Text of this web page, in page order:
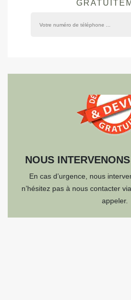
NOUS
En cas d’urgence, nous
n’hésitez pas à nous contacter
appeler.